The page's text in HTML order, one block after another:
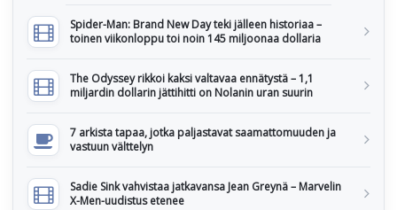
Spider-Man: Brand New Day teki jälleen historiaa –
toinen viikonloppu toi noin 145 miljoonaa dollaria
The Odyssey rikkoi kaksi valtavaa ennätystä – 1,1
miljardin dollarin jättihitti on Nolanin uran suurin
7 arkista tapaa, jotka paljastavat saamattomuuden ja
vastuun välttelyn
Sadie Sink vahvistaa jatkavansa Jean Greynä – Marvelin
X-Men-uudistus etenee